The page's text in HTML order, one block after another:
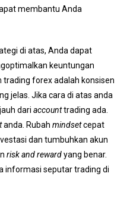
membantu Anda
di atas, Anda dapat
keuntungan
trading forexadalah konsisen
jelas. Jika cara di atas anda
dari accounttrading ada.
anda. Rubah mindsetcepat
dan tumbuhkan akun
risk and rewardyang benar.
informasi seputar trading di